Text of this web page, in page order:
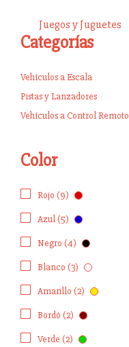
Juegos y Juguetes
Categorías
Vehículos a Escala
Pistas y Lanzadores
Vehículos a Control Remoto
Color
Rojo (9)
Azul (5)
Negro (4)
Blanco (3)
Amarillo (2)
Bordó (2)
Verde (2)